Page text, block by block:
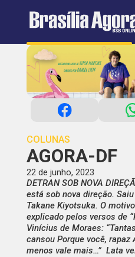
COLUNAS
AGORA-DF
22 de junho, 2023
DETRAN SOB NOVA
está sob nova direção.
Takane Kiyotsuka. O
explicado pelos versos de
Vinícius de Moraes:
cansou Porque você, rapaz
menos vale mais…” Lata